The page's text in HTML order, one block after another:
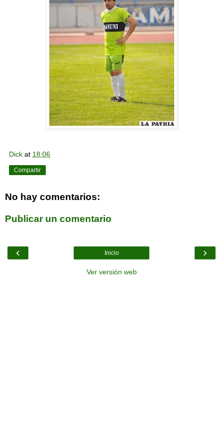
Dick at 18:06
Compartir
No hay comentarios:
Publicar un comentario
‹ ›
Inicio
Ver versión web